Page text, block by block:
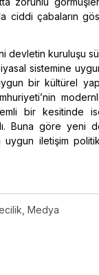
ciddi çabaların
devletin
sistemine
bir kültürel
bir kesitinde
Buna göre yeni
uygun iletişim
Medya